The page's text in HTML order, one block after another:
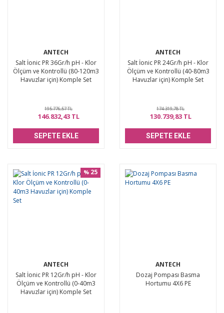
ANTECH
Salt İonic PR 36Gr/h pH - Klor
Ölçüm ve Kontrollü (80-120m3
Havuzlar için) Komple Set
195.776,57 TL
146.832,43 TL
SEPETE EKLE
ANTECH
Salt İonic PR 24Gr/h pH - Klor
Ölçüm ve Kontrollü (40-80m3
Havuzlar için) Komple Set
174.319,78 TL
130.739,83 TL
SEPETE EKLE
ANTECH
Salt İonic PR 12Gr/h pH - Klor
Ölçüm ve Kontrollü (0-40m3
Havuzlar için) Komple Set
% 25
ANTECH
Dozaj Pompası Basma
Hortumu 4X6 PE